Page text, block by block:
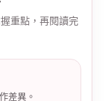
重點，再閱讀完
差異。